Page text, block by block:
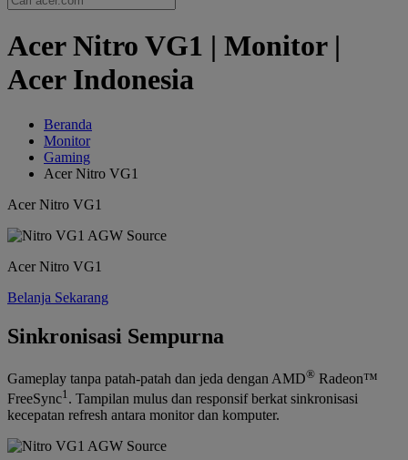
Acer Nitro VG1 | Monitor |
Acer Indonesia
Beranda
Monitor
Gaming
Acer Nitro VG1
Acer Nitro VG1
Acer Nitro VG1
Belanja Sekarang
Sinkronisasi Sempurna
Gameplay tanpa patah-patah dan jeda dengan AMD® Radeon™
FreeSync1. Tampilan mulus dan responsif berkat sinkronisasi
kecepatan refresh antara monitor dan komputer.